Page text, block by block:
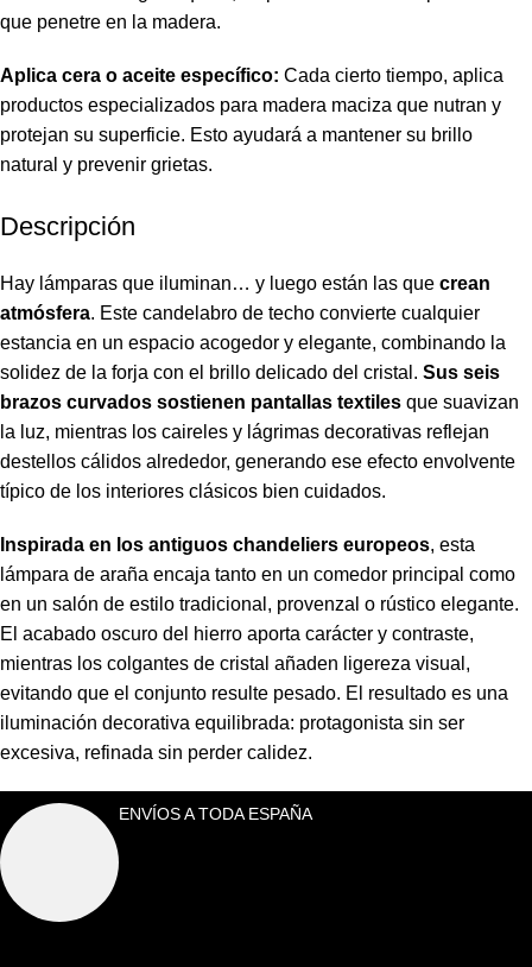
que penetre en la madera.
Aplica cera o aceite específico: Cada cierto tiempo, aplica
productos especializados para madera maciza que nutran y
protejan su superficie. Esto ayudará a mantener su brillo
natural y prevenir grietas.
Descripción
Hay lámparas que iluminan… y luego están las que crean
atmósfera. Este candelabro de techo convierte cualquier
estancia en un espacio acogedor y elegante, combinando la
solidez de la forja con el brillo delicado del cristal. Sus seis
brazos curvados sostienen pantallas textiles que suavizan
la luz, mientras los caireles y lágrimas decorativas reflejan
destellos cálidos alrededor, generando ese efecto envolvente
típico de los interiores clásicos bien cuidados.
Inspirada en los antiguos chandeliers europeos, esta
lámpara de araña encaja tanto en un comedor principal como
en un salón de estilo tradicional, provenzal o rústico elegante.
El acabado oscuro del hierro aporta carácter y contraste,
mientras los colgantes de cristal añaden ligereza visual,
evitando que el conjunto resulte pesado. El resultado es una
iluminación decorativa equilibrada: protagonista sin ser
excesiva, refinada sin perder calidez.
ENVÍOS A TODA ESPAÑA